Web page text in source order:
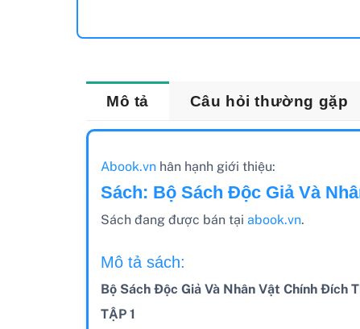
Mô tả Câu hỏi thường gặp
Abook.vnhân hạnh giới thiệu:
Sách: Bộ Sách Độc Giả Và
Sách đang được bán tại abook.vn.
Mô tả sách:
Bộ Sách Độc Giả Và Nhân Vật Chính Đích
TẬP 1